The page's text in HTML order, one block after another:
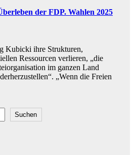
der FDP. Wahlen 2025
Kubicki ihre Strukturen,
Ressourcen verlieren, „die
im ganzen Land
„Wenn die Freien
Suchen